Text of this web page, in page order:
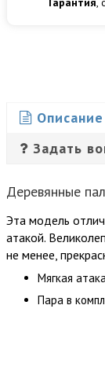
Описание
Задать
Деревянные
Эта модель
атакой.
не менее,
Мягкая
Пара в